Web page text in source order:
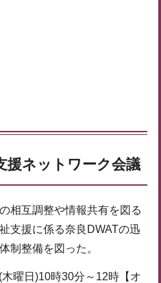
援ネットワーク会議
相互調整や情報共有を図る
支援に係る奈良DWATの迅
制整備を図った。
曜日)10時30分～12時【オ